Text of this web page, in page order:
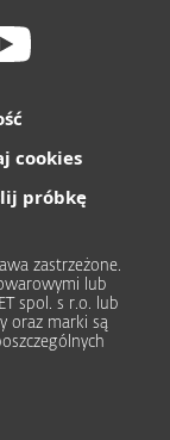
cookies
próbkę
zastrzeżone.
lub
spol. s r.o. lub
oraz marki są